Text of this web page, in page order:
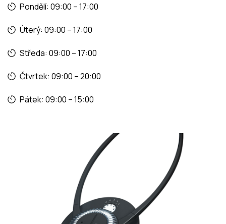
Pondělí: 09:00 – 17:00
Úterý: 09:00 – 17:00
Středa: 09:00 – 17:00
Čtvrtek: 09:00 – 20:00
Pátek: 09:00 – 15:00